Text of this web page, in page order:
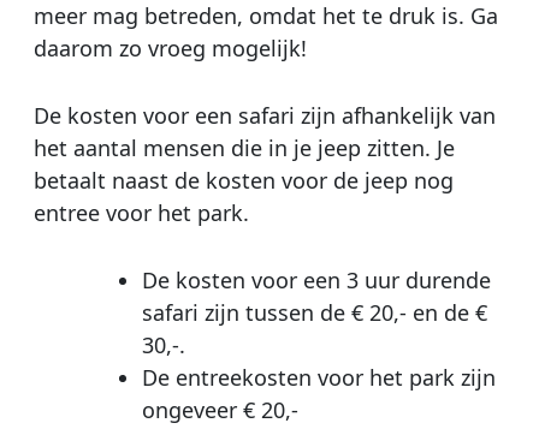
meer mag betreden, omdat het te druk is. Ga
daarom zo vroeg mogelijk!
De kosten voor een safari zijn afhankelijk van
het aantal mensen die in je jeep zitten. Je
betaalt naast de kosten voor de jeep nog
entree voor het park.
De kosten voor een 3 uur durende
safari zijn tussen de € 20,- en de €
30,-.
De entreekosten voor het park zijn
ongeveer € 20,-